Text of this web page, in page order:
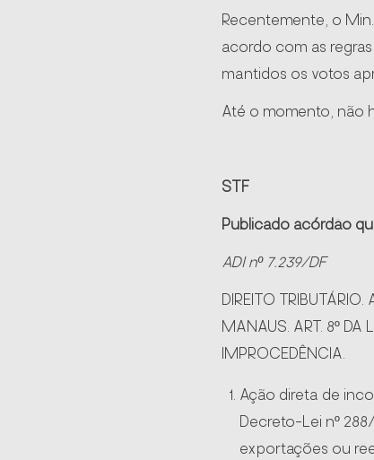
Recentemente, o
acordo com as
mantidos os votos
Até o momento, não
STF
Publicado acórdão
ADI nº 7.239/DF
DIREITO
MANAUS. ART. 8º DA
IMPROCEDÊNCIA.
Ação direta de
Decreto-Lei nº
exportações ou